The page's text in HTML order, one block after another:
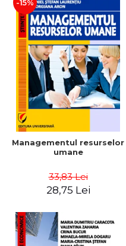
-15%
Managementul resurselor
umane
33,83 Lei
28,75 Lei